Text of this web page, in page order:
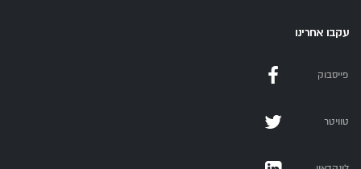
עקבו אחרינו
פייסבוק
טוויטר